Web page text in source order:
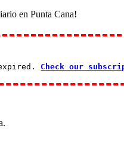
en Punta Cana!
Check our